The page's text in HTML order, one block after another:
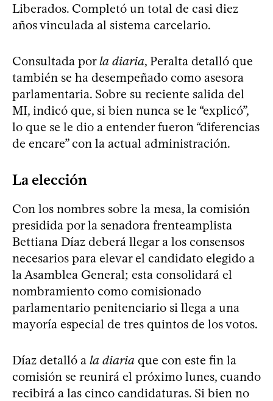
Liberados. Completó un total de casi diez
años vinculada al sistema carcelario.
Consultada porla diaria, Peralta detalló que
también se ha desempeñado como asesora
parlamentaria. Sobre su reciente salida del
MI, indicó que, si bien nunca se le “explicó”,
lo que se le dio a entender fueron “diferencias
de encare” con la actual administración.
La elección
Con los nombres sobre la mesa, la comisión
presidida por la senadora frenteamplista
Bettiana Díaz deberá llegar a los consensos
necesarios para elevar el candidato elegido a
la Asamblea General; esta consolidará el
nombramiento como comisionado
parlamentario penitenciario si llega a una
mayoría especial de tres quintos de los votos.
Díaz detalló a la diaria que con este fin la
comisión se reunirá el próximo lunes, cuando
recibirá a las cinco candidaturas. Si bien no